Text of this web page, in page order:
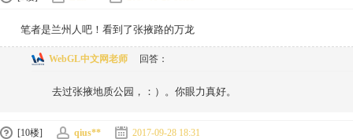
笔者是兰州人吧！看到了张掖路的万龙
WebGL中文网老师 回答：
去过张掖地质公园，：）。你眼力真好。
[10楼] qius** 2017-09-28 18:31